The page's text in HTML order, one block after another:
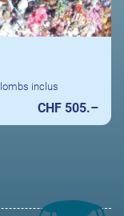
inclus
CHF 505.–